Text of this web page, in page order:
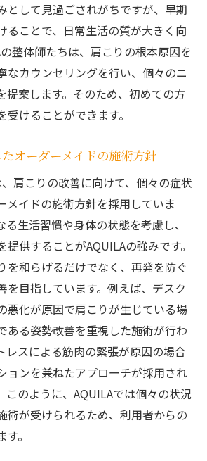
アで慢性的な肩こりを撃退
発を防ぐための指導
くで肩こり改善を実現する方法
便利な整体院選びのポイント
効く整体施術の種類について
いやすい施術スケジュール
駅周辺の健康スポット紹介
イベントと肩こり改善法
因に迫る整体院AQUILAの施術
を和らげる施術技法
よる肩こりの根本治療
スを整える整体効果
因を徹底的に分析
セリングで原因を特定
改善を目指す施術プラン
ぴったり！肩こり解消整体プロ
果を実感できる施術メニュー
として見過ごされがちですが、早期
ることで、日常生活の質が大きく向
整体師たちは、肩こりの根本原因を
なカウンセリングを行い、個々のニ
提案します。そのため、初めての方
けることができます。
オーダーメイドの施術方針
肩こりの改善に向けて、個々の症状
メイドの施術方針を採用していま
る生活習慣や身体の状態を考慮し、
供することがAQUILAの強みです。
を和らげるだけでなく、再発を防ぐ
を目指しています。例えば、デスク
悪化が原因で肩こりが生じている場
ある姿勢改善を重視した施術が行わ
レスによる筋肉の緊張が原因の場合
ョンを兼ねたアプローチが採用され
このように、AQUILAでは個々の状況
術が受けられるため、利用者からの
。